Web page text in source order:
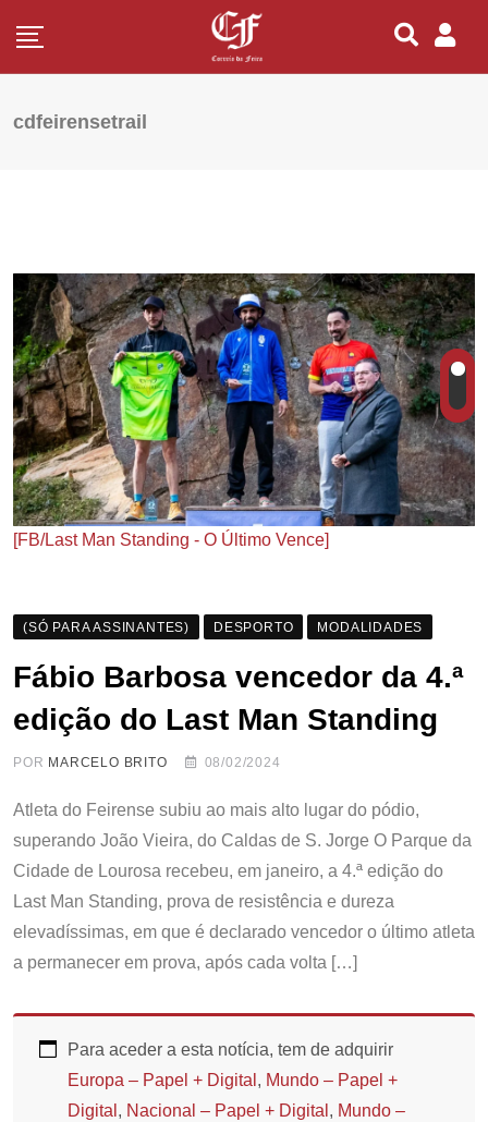
cdfeirensetrail
[FB/Last Man Standing - O Último Vence]
(SÓ PARA ASSINANTES) DESPORTO MODALIDADES
Fábio Barbosa vencedor da 4.ª
edição do Last Man Standing
POR MARCELO BRITO 08/02/2024
Atleta do Feirense subiu ao mais alto lugar do pódio,
superando João Vieira, do Caldas de S. Jorge O Parque da
Cidade de Lourosa recebeu, em janeiro, a 4.ª edição do
Last Man Standing, prova de resistência e dureza
elevadíssimas, em que é declarado vencedor o último atleta
a permanecer em prova, após cada volta […]
Para aceder a esta notícia, tem de adquirir
Europa – Papel + Digital , Mundo – Papel +
Digital , Nacional – Papel + Digital , Mundo –